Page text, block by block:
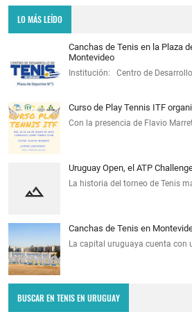
LO MÁS LEÍDO
Canchas de Tenis en la Plaza
Montevideo
Institución: Centro de
Curso de Play Tennis ITF
Con la presencia de Flavio
Uruguay Open, el ATP
La historia del torneo de Tenis
Canchas de Tenis en
La capital uruguaya cuenta
BUSCAR EN TENIS EN URUGUAY